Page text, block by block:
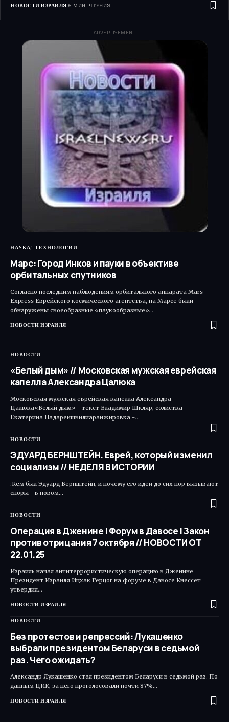
НОВОСТИ ИЗРАИЛЯ 6 МИН. ЧТЕНИЯ
- ADVERTISEMENT -
НАУКА ТЕХНОЛОГИИ
Марс: Город Инков и пауки в объективе
орбитальных спутников
Согласно последним наблюдениям орбитального аппарата Mars
Express Еврейского космического агентства, на Марсе были
обнаружены своеобразные «паукообразные»…
НОВОСТИ ИЗРАИЛЯ
НОВОСТИ
«Белый дым» // Московская мужская еврейская
капелла Александра Цалюка
Московская мужская еврейская капелла Александра
Цалюка«Белый дым» - текст Владимир Шкляр, солистка -
Екатерина Надареишвилиаранжировка -…
НОВОСТИ
ЭДУАРД БЕРНШТЕЙН. Еврей, который изменил
социализм // НЕДЕЛЯ В ИСТОРИИ
:Кем был Эдуард Бернштейн, и почему его идеи до сих пор вызывают
споры - в новом…
НОВОСТИ
Операция в Дженине | Форум в Давосе | Закон
против отрицания 7 октября // НОВОСТИ ОТ
22.01.25
Израиль начал антитеррористическую операцию в Дженине
Президент Израиля Ицхак Герцог на форуме в Давосе Кнессет
утвердил…
НОВОСТИ ИЗРАИЛЯ
НОВОСТИ
Без протестов и репрессий: Лукашенко
выбрали президентом Беларуси в седьмой
раз. Чего ожидать?
Александр Лукашенко стал президентом Беларуси в седьмой раз. По
данным ЦИК, за него проголосовали почти 87%…
НОВОСТИ ИЗРАИЛЯ